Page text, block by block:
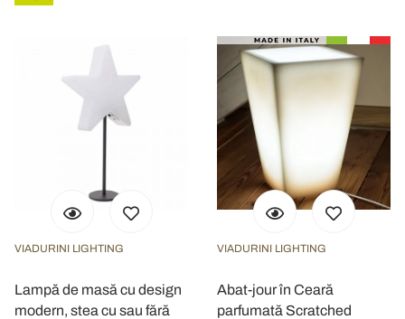
VIADURINI LIGHTING
Lampă de masă cu design
modern, stea cu sau fără
VIADURINI LIGHTING
Abat-jour în Ceară
parfumată Scratched